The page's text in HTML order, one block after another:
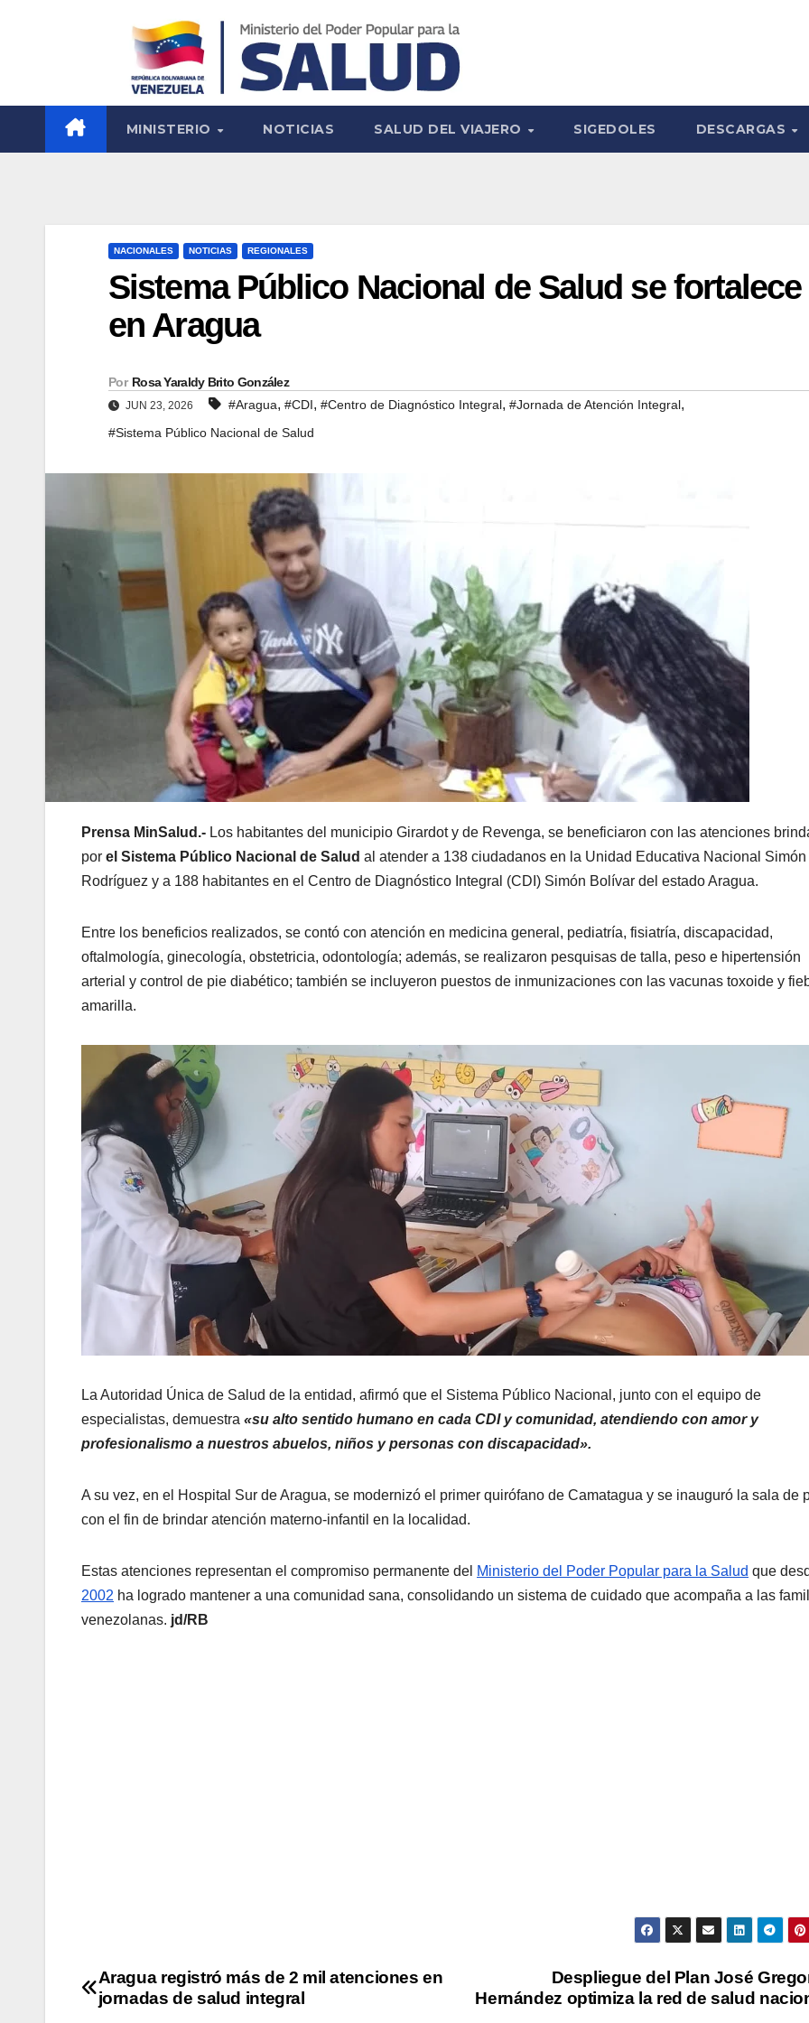
MINISTERIO NOTICIAS SALUD DEL VIAJERO SIGEDOLES DESCARGAS
NACIONALES NOTICIAS REGIONALES
Sistema Público Nacional de Salud se fortalece
en Aragua
Por Rosa Yaraldy Brito González
JUN 23, 2026 #Aragua, #CDI, #Centro de Diagnóstico Integral, #Jornada de Atención Integral,
#Sistema Público Nacional de Salud
Prensa MinSalud.- Los habitantes del municipio Girardot y de Revenga, se beneficiaron con las atenciones
por el Sistema Público Nacional de Salud al atender a 138 ciudadanos en la Unidad Educativa Nacional Simón
Rodríguez y a 188 habitantes en el Centro de Diagnóstico Integral (CDI) Simón Bolívar del estado Aragua.
Entre los beneficios realizados, se contó con atención en medicina general, pediatría, fisiatría, discapacidad,
oftalmología, ginecología, obstetricia, odontología; además, se realizaron pesquisas de talla, peso e hipertensión
arterial y control de pie diabético; también se incluyeron puestos de inmunizaciones con las vacunas toxoide y
amarilla.
La Autoridad Única de Salud de la entidad, afirmó que el Sistema Público Nacional, junto con el equipo de
especialistas, demuestra «su alto sentido humano en cada CDI y comunidad, atendiendo con amor y
profesionalismo a nuestros abuelos, niños y personas con discapacidad».
A su vez, en el Hospital Sur de Aragua, se modernizó el primer quirófano de Camatagua y se inauguró la sala de
con el fin de brindar atención materno-infantil en la localidad.
Estas atenciones representan el compromiso permanente del Ministerio del Poder Popular para la Salud que
2002 ha logrado mantener a una comunidad sana, consolidando un sistema de cuidado que acompaña a las
venezolanas. jd/RB
Despliegue del Plan José
Hernández optimiza la red de salud
Aragua registró más de 2 mil atenciones en
jornadas de salud integral